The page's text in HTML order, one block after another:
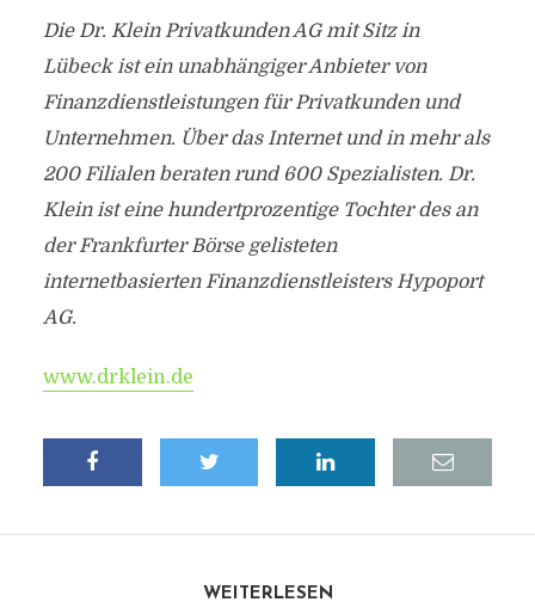
Die Dr. Klein Privatkunden AG mit Sitz in
Lübeck ist ein unabhängiger Anbieter von
Finanzdienstleistungen für Privatkunden und
Unternehmen. Über das Internet und in mehr als
200 Filialen beraten rund 600 Spezialisten. Dr.
Klein ist eine hundertprozentige Tochter des an
der Frankfurter Börse gelisteten
internetbasierten Finanzdienstleisters Hypoport
AG.
www.drklein.de
WEITERLESEN